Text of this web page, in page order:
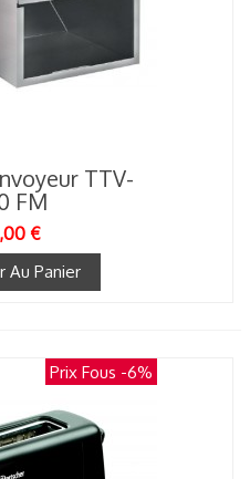
TTV-
FM
€
Au Panier
Prix Fous -6%